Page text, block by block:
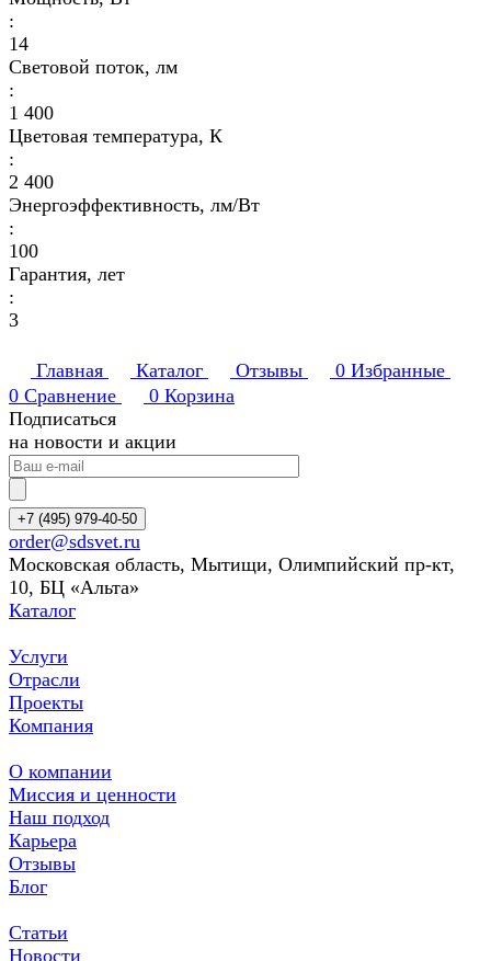
:
14
Световой поток, лм
:
1 400
Цветовая температура, К
:
2 400
Энергоэффективность, лм/Вт
:
100
Гарантия, лет
:
3
Главная Каталог Отзывы 0 Избранные
0 Сравнение 0 Корзина
Подписаться
на новости и акции
+7 (495) 979-40-50
order@sdsvet.ru
Московская область, Мытищи, Олимпийский пр-кт,
10, БЦ «Альта»
Каталог
Услуги
Отрасли
Проекты
Компания
О компании
Миссия и ценности
Наш подход
Карьера
Отзывы
Блог
Статьи
Новости